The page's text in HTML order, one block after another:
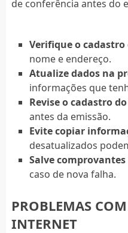
de conferência antes do
Verifique o
nome e endereço.
Atualize dados na
informações que
Revise o cadastro
antes da emissão.
Evite copiar
desatualizados
Salve
caso de nova falha.
PROBLEMAS
INTERNET